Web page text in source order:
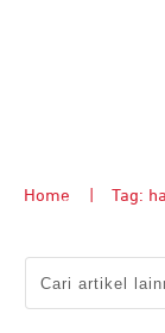
Home Tag: